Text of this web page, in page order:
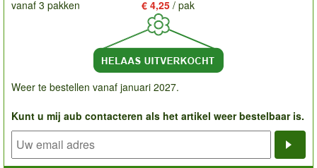
vanaf 3 pakken € 4,25 / pak
Weer te bestellen vanaf januari 2027.
Kunt u mij aub contacteren als het artikel weer bestelbaar is.